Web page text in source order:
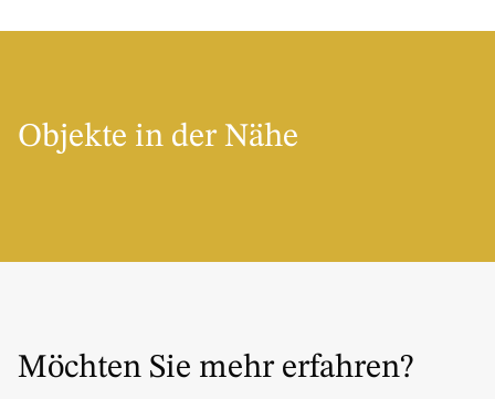
Objekte in der Nähe
Möchten Sie mehr erfahren?